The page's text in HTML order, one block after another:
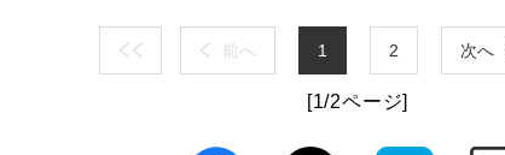
前へ 1 2 次へ
[1/2ページ]